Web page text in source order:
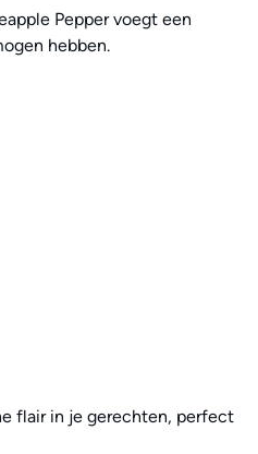
Pepper voegt een
hebben.
flair in je gerechten, perfect